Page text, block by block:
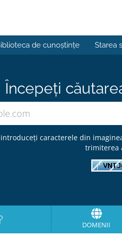
de cunoștințe Starea
Începeți
caracterele din
trimiterea
DOMENII